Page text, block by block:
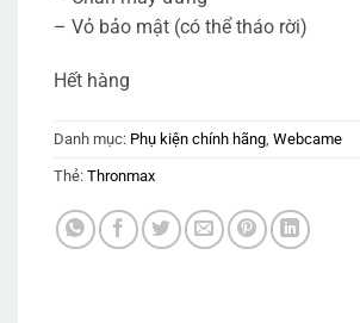
– Vỏ bảo mật (có thể tháo rời)
Hết hàng
Danh mục: Phụ kiện chính hãng, Webcame
Thẻ: Thronmax